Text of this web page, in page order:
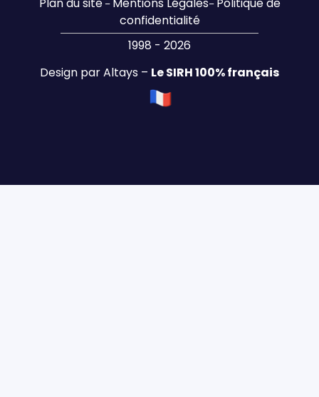
– –
confidentialité
1998 - 2026
Design par Altays – Le SIRH 100% français